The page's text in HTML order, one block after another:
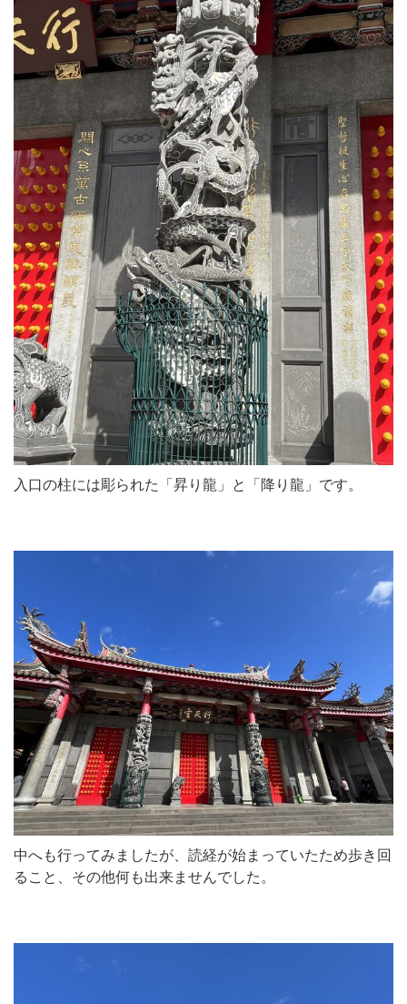
入口の柱には彫られた「昇り龍」と「降り龍」です。
中へも行ってみましたが、読経が始まっていたため歩き回
ること、その他何も出来ませんでした。